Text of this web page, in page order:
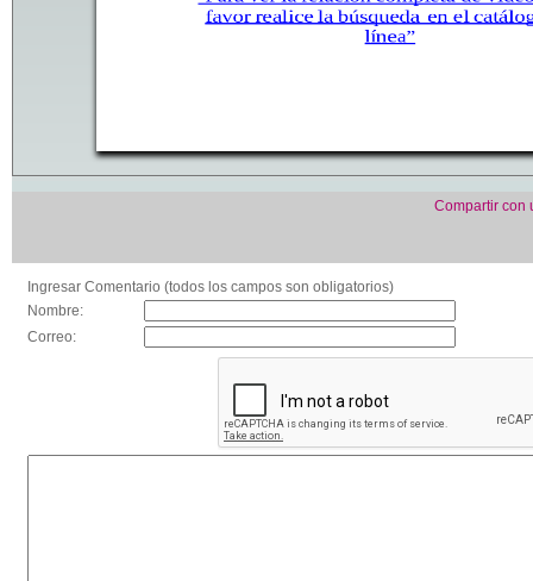
Compartir con
Ingresar Comentario (todos los campos son obligatorios)
Nombre:
Correo: